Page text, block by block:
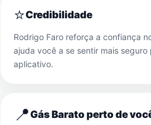
⭐Credibilidade
Rodrigo Faro reforça a confiança
ajuda você a se sentir mais
aplicativo.
📍Gás Barato perto de